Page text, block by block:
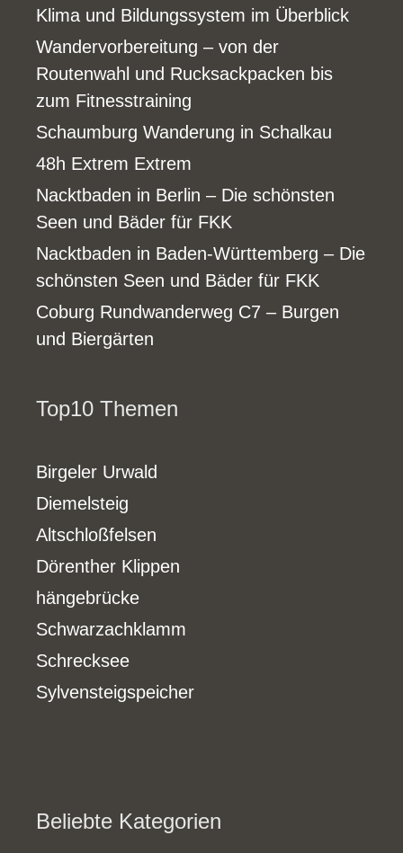
Klima und Bildungssystem im Überblick
Wandervorbereitung – von der
Routenwahl und Rucksackpacken bis
zum Fitnesstraining
Schaumburg Wanderung in Schalkau
48h Extrem Extrem
Nacktbaden in Berlin – Die schönsten
Seen und Bäder für FKK
Nacktbaden in Baden-Württemberg – Die
schönsten Seen und Bäder für FKK
Coburg Rundwanderweg C7 – Burgen
und Biergärten
Top10 Themen
Birgeler Urwald
Diemelsteig
Altschloßfelsen
Dörenther Klippen
hängebrücke
Schwarzachklamm
Schrecksee
Sylvensteigspeicher
Beliebte Kategorien